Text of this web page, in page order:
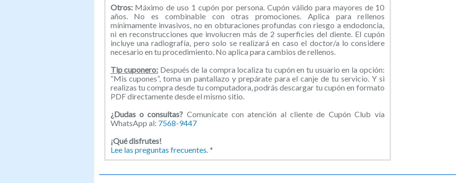
Otros:Máximo de uso 1 cupón por persona. Cupón válido para mayores de 10
años. No es combinable con otras promociones. Aplica para rellenos
mínimamente invasivos, no en obturaciones profundas con riesgo a endodoncia,
ni en reconstrucciones que involucren más de 2 superficies del diente. El cupón
incluye una radiografía, pero solo se realizará en caso el doctor/a lo considere
necesario en tu procedimiento. No aplica para cambios de rellenos.
Tip cuponero: Después de la compra localiza tu cupón en tu usuario en la opción:
“Mis cupones”, toma un pantallazo y prepárate para el canje de tu servicio. Y si
realizas tu compra desde tu computadora, podrás descargar tu cupón en formato
PDF directamente desde el mismo sitio.
¿Dudas o consultas? Comunícate con atención al cliente de Cupón Club vía
WhatsApp al: 7568-9447
¡Qué disfrutes!
Lee las preguntas frecuentes.*